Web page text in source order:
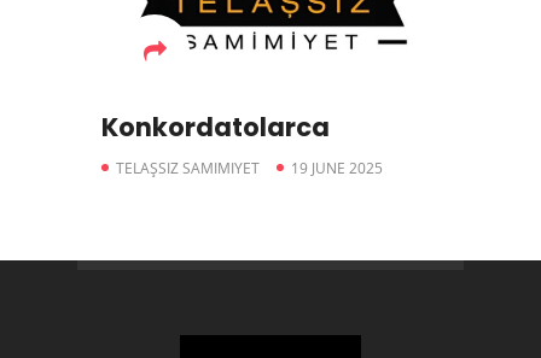
Konkordatolarca
TELAŞSIZ SAMIMIYET 19 JUNE 2025